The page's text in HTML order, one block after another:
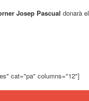
Josep Pascual donarà el
cat="pa" columns="12"]